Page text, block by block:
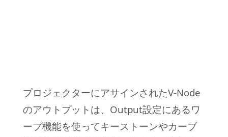
プロジェクターにアサインされたV-Node
のアウトプットは、Output設定にあるワ
ープ機能を使ってキーストーンやカーブ